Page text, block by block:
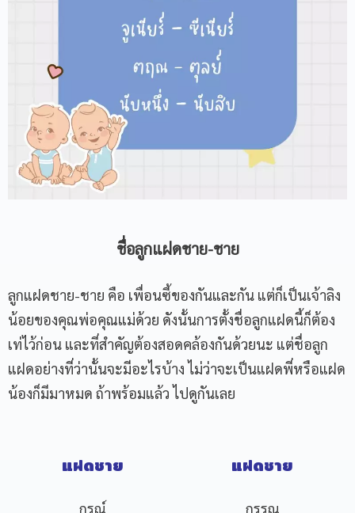
ชื่อลูกแฝดชาย-ชาย
ลูกแฝดชาย-ชาย คือ เพื่อนซี้ของกันและกัน แต่ก็เป็นเจ้าลิง
น้อยของคุณพ่อคุณแม่ด้วย ดังนั้นการตั้งชื่อลูกแฝดนี้ก็ต้อง
เท่ไว้ก่อน และที่สำคัญต้องสอดคล้องกันด้วยนะ แต่ชื่อลูก
แฝดอย่างที่ว่านั้นจะมีอะไรบ้าง ไม่ว่าจะเป็นแฝดพี่หรือแฝด
น้องก็มีมาหมด ถ้าพร้อมแล้ว ไปดูกันเลย
แฝดชาย แฝดชาย
กรณ์ กรรณ